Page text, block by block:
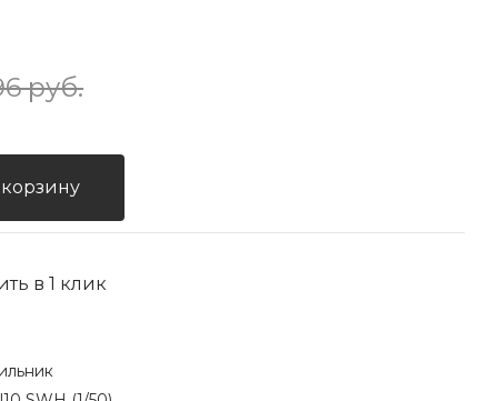
руб.
в 1 клик